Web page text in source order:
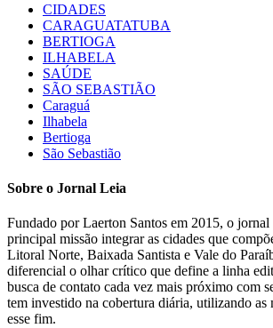
CIDADES
CARAGUATATUBA
BERTIOGA
ILHABELA
SAÚDE
SÃO SEBASTIÃO
Caraguá
Ilhabela
Bertioga
São Sebastião
Sobre o Jornal Leia
Fundado por Laerton Santos em 2015, o
principal missão integrar as cidades que
Litoral Norte, Baixada Santista e Vale do
diferencial o olhar crítico que define a linha
busca de contato cada vez mais próximo com
tem investido na cobertura diária, utilizando as
esse fim.